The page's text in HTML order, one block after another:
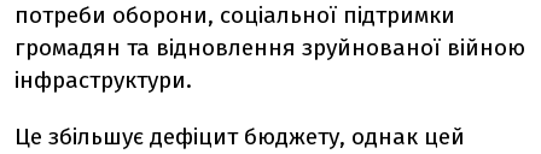
потреби оборони, соціальної підтримки
громадян та відновлення зруйнованої війною
інфраструктури.
Це збільшує дефіцит бюджету, однак цей